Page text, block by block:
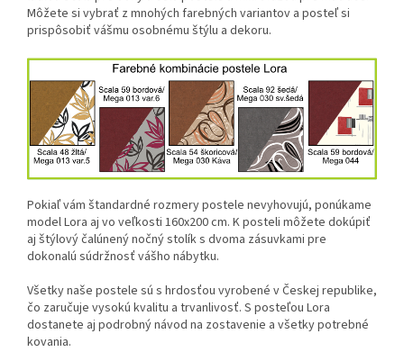
Môžete si vybrať z mnohých farebných variantov a posteľ si
prispôsobiť vášmu osobnému štýlu a dekoru.
Pokiaľ vám štandardné rozmery postele nevyhovujú, ponúkame
model Lora aj vo veľkosti 160x200 cm. K posteli môžete dokúpiť
aj štýlový čalúnený nočný stolík s dvoma zásuvkami pre
dokonalú súdržnosť vášho nábytku.
Všetky naše postele sú s hrdosťou vyrobené v Českej republike,
čo zaručuje vysokú kvalitu a trvanlivosť. S posteľou Lora
dostanete aj podrobný návod na zostavenie a všetky potrebné
kovania.